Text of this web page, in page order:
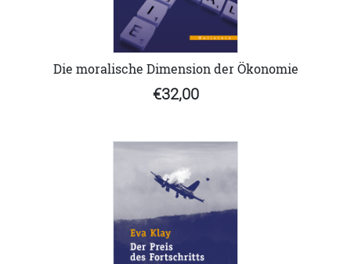
Die moralische Dimension der Ökonomie
€32,00